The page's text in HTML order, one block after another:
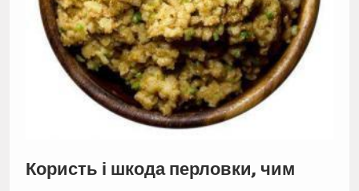
Користь і шкода перловки, чим